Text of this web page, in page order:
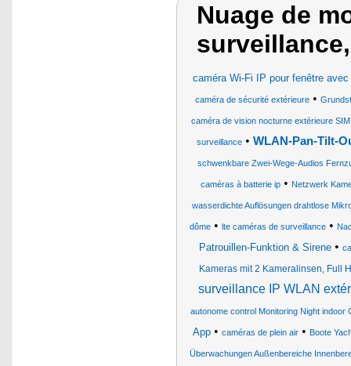
Nuage de
caméra Wi-Fi IP pour fenêtre
caméra de sécurité extérieure •
caméra de vision nocturne extérieure SIM
surveillance• WLAN-Pan-Tilt-
schwenkbare Zwei-Wege-Audios
caméras à batterie ip• Netzwerk
wasserdichte Auflösungen drahtlose
dôme• lte caméras de surveillance•
Patrouillen-Funktion & Sirene •
Kameras mit 2 Kameralinsen, Full
surveillance IP WLAN
autonome control Monitoring Night
App• caméras de plein air• Boote
Überwachungen Außenbereiche